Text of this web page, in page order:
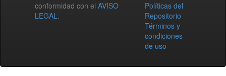
conformidad con el AVISO
LEGAL.
Políticas del
Repositorio
Términos y
condiciones
de uso